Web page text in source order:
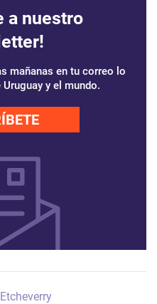
a nuestro
mañanas en tu correo lo
y el mundo.